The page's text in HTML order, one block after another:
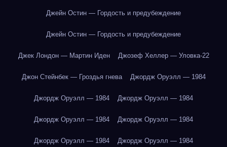
Джейн Остин — Гордость и предубеждение
Джейн Остин — Гордость и предубеждение
Джек Лондон — Мартин Иден Джозеф Хеллер — Уловка-22
Джон Стейнбек — Гроздья гнева Джордж Оруэлл — 1984
Джордж Оруэлл — 1984 Джордж Оруэлл — 1984
Джордж Оруэлл — 1984 Джордж Оруэлл — 1984
Джордж Оруэлл — 1984 Джордж Оруэлл — 1984